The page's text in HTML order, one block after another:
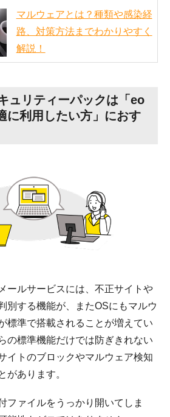
マルウェアとは？種類や感染経
路、対策方法までわかりやすく
解説！
ュリティーパックは「eo
に利用したい方」におす
ールサービスには、不正サイトや
別する機能が、またOSにもマルウ
標準で搭載されることが増えてい
の標準機能だけでは防ぎきれない
イトのブロックやマルウェア検知
があります。
ファイルをうっかり開いてしま